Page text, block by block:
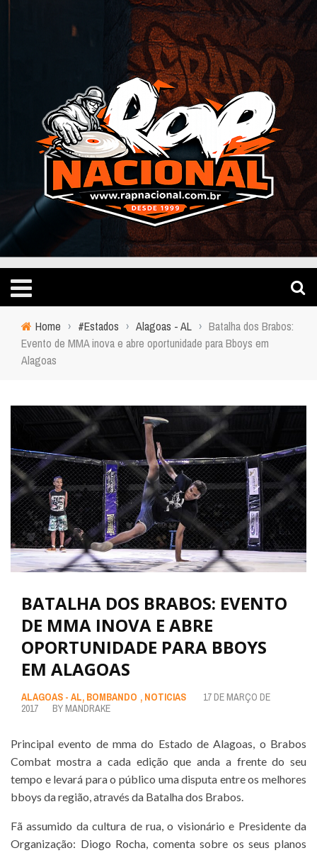
Home › #Estados › Alagoas - AL › Batalha dos Brabos:
Evento de MMA inova e abre oportunidade para Bboys em
Alagoas
BATALHA DOS BRABOS: EVENTO
DE MMA INOVA E ABRE
OPORTUNIDADE PARA BBOYS
EM ALAGOAS
ALAGOAS - AL, BOMBANDO , NOTICIAS
17 DE MARÇO DE
2017
BY MANDRAKE
Principal evento de mma do Estado de Alagoas, o Brabos
Combat mostra a cada edição que anda a frente do seu
tempo e levará para o público uma disputa entre os melhores
bboys da região, através da Batalha dos Brabos.
Fã assumido da cultura de rua, o visionário e Presidente da
Organização: Diogo Rocha, comenta sobre os seus planos